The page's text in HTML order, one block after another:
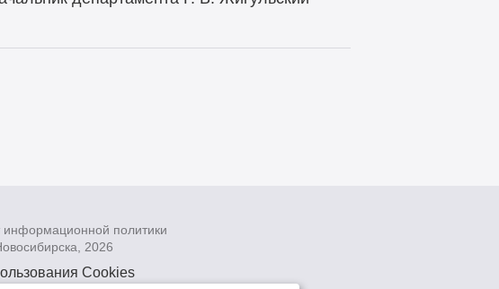
политики
2026
Cookies